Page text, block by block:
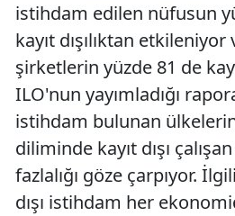
istihdam edilen nüfusun
kayıt dışılıktan
şirketlerin yüzde 81 de
ILO'nun yayımladığı
istihdam bulunan
diliminde kayıt dışı
fazlalığı göze çarpıyor.
dışı istihdam her